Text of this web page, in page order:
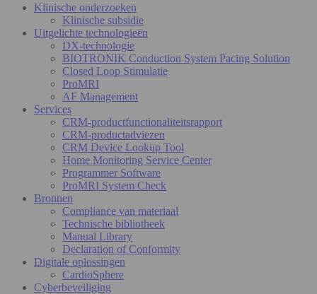
Klinische onderzoeken
Klinische subsidie
Uitgelichte technologieën
DX-technologie
BIOTRONIK Conduction System Pacing Solution
Closed Loop Stimulatie
ProMRI
AF Management
Services
CRM-productfunctionaliteitsrapport
CRM-productadviezen
CRM Device Lookup Tool
Home Monitoring Service Center
Programmer Software
ProMRI System Check
Bronnen
Compliance van materiaal
Technische bibliotheek
Manual Library
Declaration of Conformity
Digitale oplossingen
CardioSphere
Cyberbeveiliging